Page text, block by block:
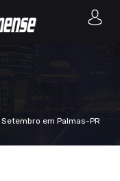
em Palmas-PR